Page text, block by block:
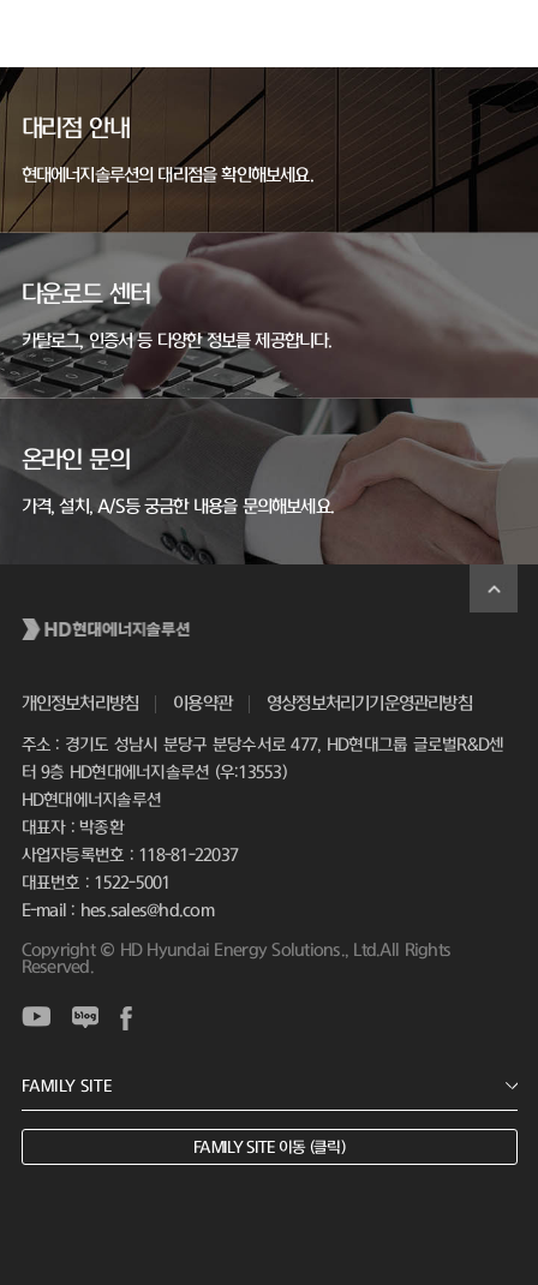
대리점 안내
현대에너지솔루션의 대리점을 확인해보세요.
다운로드 센터
카탈로그, 인증서 등 다양한 정보를 제공합니다.
온라인 문의
가격, 설치, A/S등 궁금한 내용을 문의해보세요.
개인정보처리방침 이용약관 영상정보처리기기운영관리방침
주소 : 경기도 성남시 분당구 분당수서로 477, HD현대그룹 글로벌R&D센
터 9층 HD현대에너지솔루션 (우:13553)
HD현대에너지솔루션
대표자 : 박종환
사업자등록번호 : 118-81-22037
대표번호 : 1522-5001
E-mail : hes.sales@hd.com
Copyright © HD Hyundai Energy Solutions., Ltd.All Rights
Reserved.
FAMILY SITE 이동 (클릭)